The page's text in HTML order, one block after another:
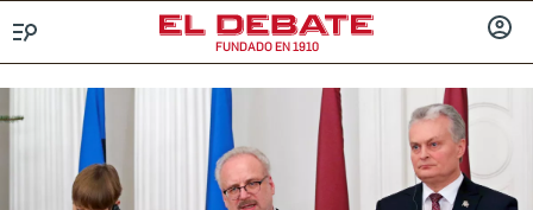
FUNDADO EN 1910